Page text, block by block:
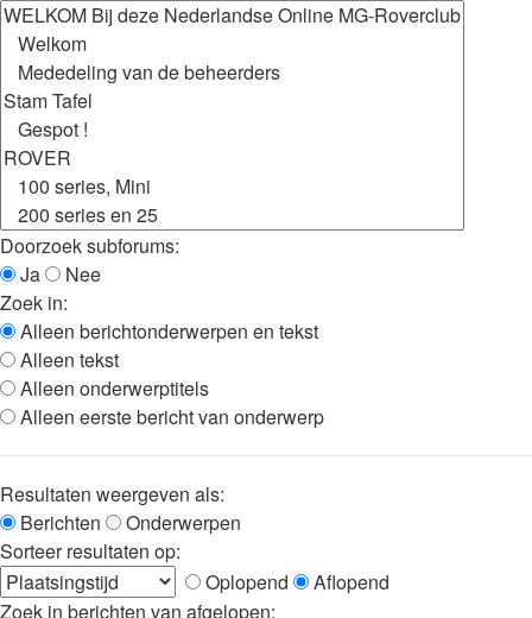
Doorzoek subforums:
Ja
Nee
Zoek in:
Alleen berichtonderwerpen en tekst
Alleen tekst
Alleen onderwerptitels
Alleen eerste bericht van onderwerp
Resultaten weergeven als:
Berichten
Onderwerpen
Sorteer resultaten op:
Oplopend
Aflopend
Zoek in berichten van afgelopen: